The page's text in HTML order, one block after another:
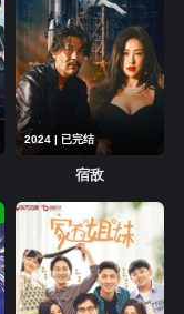
2024 | 已完结
宿敌